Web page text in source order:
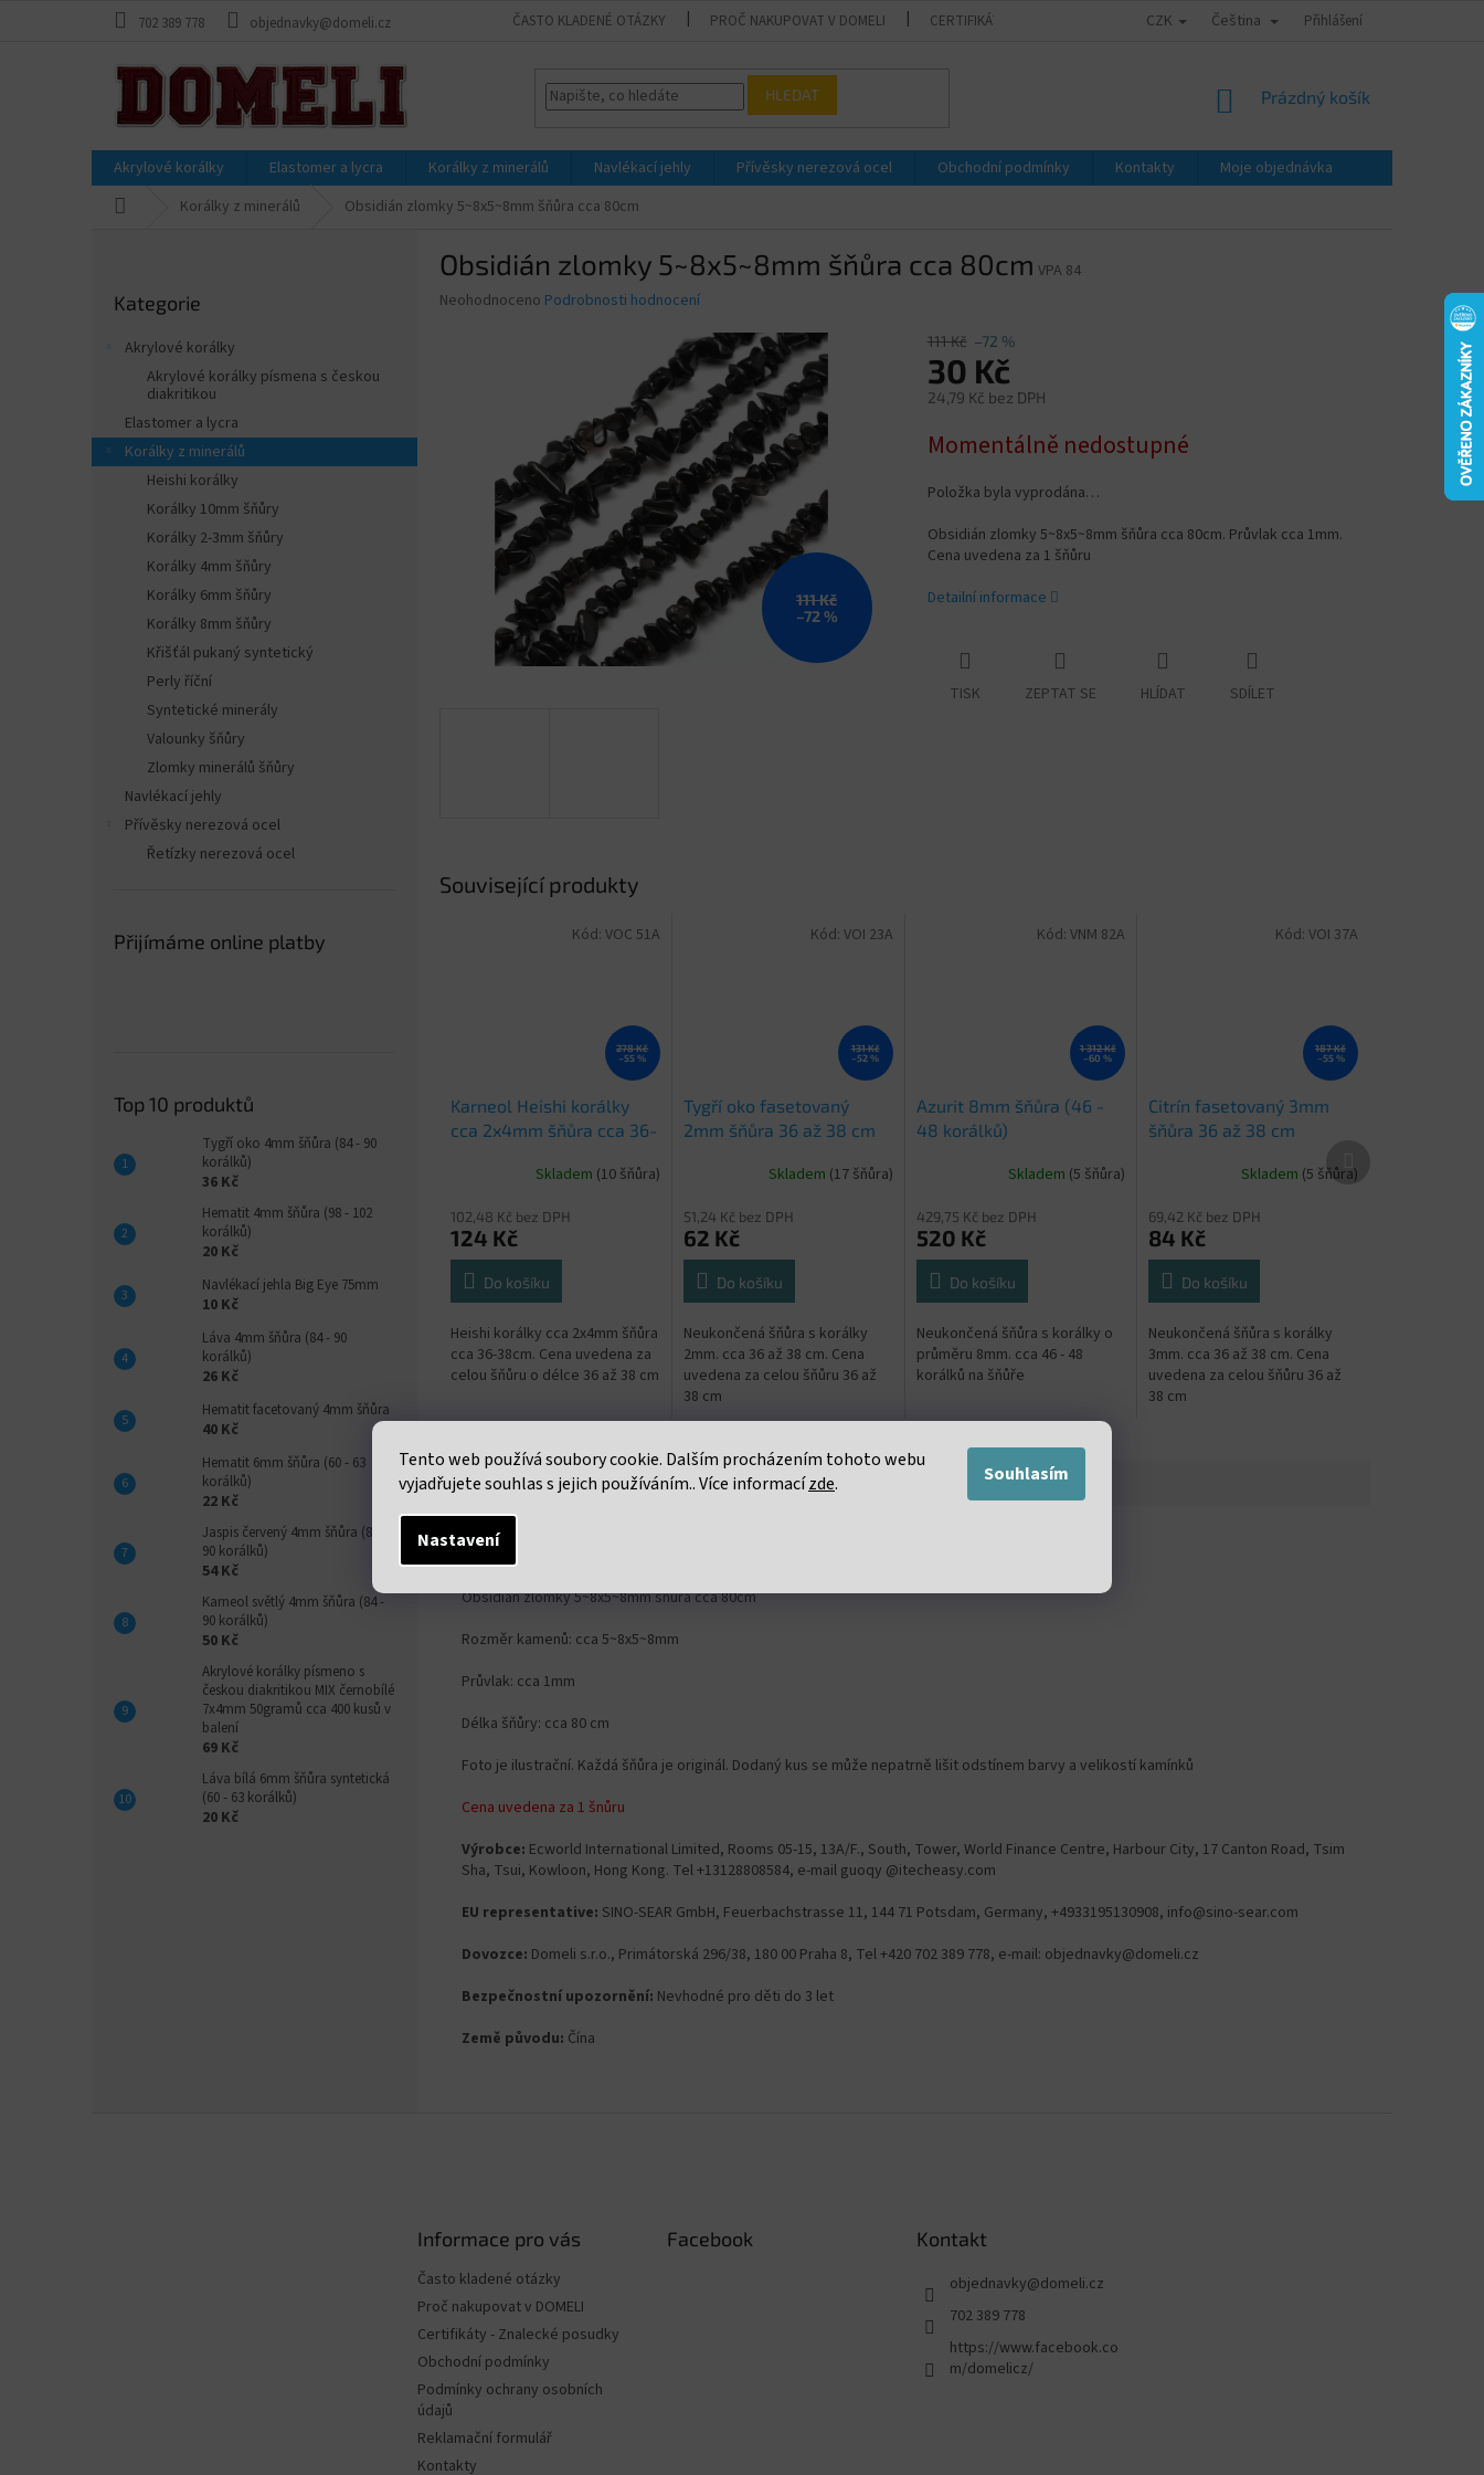
Tento web používá soubory cookie. Dalším procházením tohoto webu
vyjadřujete souhlas s jejich používáním.. Více informacízde.
Nastavení
Souhlasím
702 389 778 objednavky@domeli.cz ČASTO KLADENÉ OTÁZKY PROČ NAKUPOVAT V DOMELI CERTIFIKÁTY - ZNALECKÉ POSUDKY OBCHODNÍ PODMÍNKY
CZK Čeština Přihlášení
HLEDAT
NÁKUPNÍ
Prázdný košík
Akrylové korálky Elastomer a lycra Korálky z minerálů Navlékací jehly Přívěsky nerezová ocel Obchodní podmínky Kontakty
Moje objednávka
Korálky z minerálů Obsidián zlomky 5~8x5~8mm šňůra cca 80cm
í
p
kategorie
Kategorie
Akrylové korálky
Akrylové korálky písmena s českou
diakritikou
Elastomer a lycra
Korálky z minerálů
Heishi korálky
Korálky 10mm šňůry
Korálky 2-3mm šňůry
Korálky 4mm šňůry
Korálky 6mm šňůry
Korálky 8mm šňůry
Křišťál pukaný syntetický
Perly říční
Syntetické minerály
Valounky šňůry
Zlomky minerálů šňůry
Navlékací jehly
Přívěsky nerezová ocel
Řetízky nerezová ocel
Přijímáme online platby
Top 10 produktů
Tygří oko 4mm šňůra (84 - 90
korálků)
36 Kč
Hematit 4mm šňůra (98 - 102
korálků)
20 Kč
Navlékací jehla Big Eye 75mm
10 Kč
Láva 4mm šňůra (84 - 90
korálků)
26 Kč
Hematit facetovaný 4mm šňůra
40 Kč
Hematit 6mm šňůra (60 - 63
korálků)
22 Kč
Jaspis červený 4mm šňůra (84 -
90 korálků)
54 Kč
Karneol světlý 4mm šňůra (84 -
90 korálků)
50 Kč
Akrylové korálky písmeno s
českou diakritikou MIX černobílé
7x4mm 50gramů cca 400 kusů v
balení
69 Kč
Láva bílá 6mm šňůra syntetická
(60 - 63 korálků)
20 Kč
Obsidián zlomky 5~8x5~8mm šňůra cca 80cm VPA 84
Průměrné
Neohodnoceno Podrobnosti hodnocení
111 Kč
–72 %
111 Kč –72 %
30 Kč
24,79 Kč bez DPH
cena:
Momentálně nedostupné
Položka byla vyprodána…
Obsidián zlomky 5~8x5~8mm šňůra cca 80cm. Průvlak cca 1mm.
Cena uvedena za 1 šňůru
Detailní informace
TISK ZEPTAT SE HLÍDAT SDÍLET
Související produkty
278 Kč
–55 %
Karneol Heishi korálky
cca 2x4mm šňůra cca 36-
Skladem (10 šňůra)
102,48 Kč bez DPH
124 Kč
Do košíku
Heishi korálky cca 2x4mm šňůra
cca 36-38cm. Cena uvedena za
celou šňůru o délce 36 až 38 cm
Kód: VOC 51A
131 Kč
–52 %
Tygří oko fasetovaný
2mm šňůra 36 až 38 cm
Skladem (17 šňůra)
51,24 Kč bez DPH
62 Kč
Do košíku
Neukončená šňůra s korálky
2mm. cca 36 až 38 cm. Cena
uvedena za celou šňůru 36 až
38 cm
Kód: VOI 23A
1 312 Kč
–60 %
Azurit 8mm šňůra (46 -
48 korálků)
Skladem (5 šňůra)
429,75 Kč bez DPH
520 Kč
Do košíku
Neukončená šňůra s korálky o
průměru 8mm. cca 46 - 48
korálků na šňůře
Kód:VNM 82A
187 Kč
–55 %
Citrín fasetovaný 3mm
šňůra 36 až 38 cm
Skladem (5 šňůra)
69,42 Kč bez DPH
84 Kč
Do košíku
Neukončená šňůra s korálky
3mm. cca 36 až 38 cm. Cena
uvedena za celou šňůru 36 až
38 cm
Kód: VOI 37A
produkt
Popis Podobné (16) Diskuze
Detailní popis produktu
Obsidián zlomky 5~8x5~8mm šňůra cca 80cm
Rozměr kamenů: cca 5~8x5~8mm
Průvlak: cca 1mm
Délka šňůry: cca 80 cm
Foto je ilustrační. Každá šňůra je originál. Dodaný kus se může nepatrně lišit odstínem barvy a velikostí kamínků
Cena uvedena za 1 šnůru
Výrobce: Ecworld International Limited, Rooms 05-15, 13A/F., South, Tower, World Finance Centre, Harbour City, 17 Canton Road, Tsim
Sha, Tsui, Kowloon, Hong Kong. Tel +13128808584, e-mail guoqy @itecheasy.com
EU representative: SINO-SEAR GmbH, Feuerbachstrasse 11, 144 71 Potsdam, Germany, +4933195130908, info@sino-sear.com
Dovozce: Domeli s.r.o., Primátorská 296/38, 180 00 Praha 8, Tel +420 702 389 778, e-mail: objednavky@domeli.cz
Bezpečnostní upozornění: Nevhodné pro děti do 3 let
Země původu: Čína
Informace pro vás
Často kladené otázky
Proč nakupovat v DOMELI
Certifikáty - Znalecké posudky
Obchodní podmínky
Podmínky ochrany osobních
údajů
Reklamační formulář
Kontakty
Facebook Kontakt
objednavky@domeli.cz
702 389 778
https://www.facebook.co
m/domelicz/